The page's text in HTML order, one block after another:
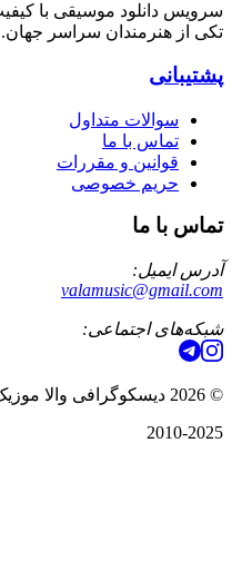
سرویس دانلود موسیقی با
تکی از هنرمندان سراسر جهان.
پشتیبانی
سوالات متداول
تماس با ما
قوانین و مقررات
حریم خصوصی
تماس با ما
آدرس ایمیل:
valamusic@gmail.com
شبکه‌های اجتماعی:
©
2026 دیسکوگرافی والا
2010-2025